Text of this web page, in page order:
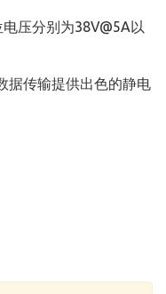
压分别为38V@5A以
据传输提供出色的静电